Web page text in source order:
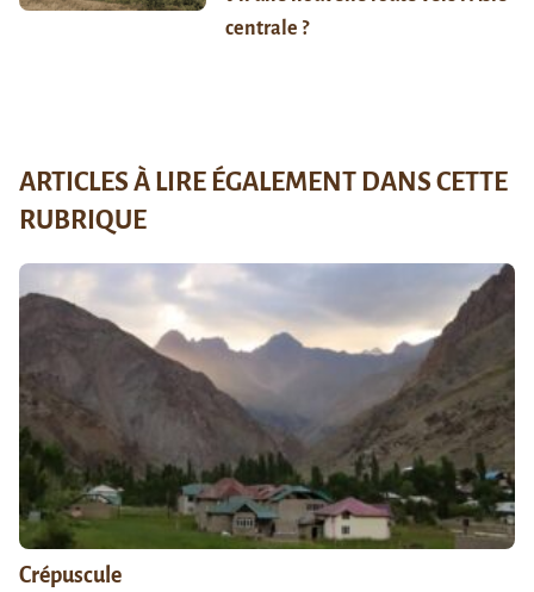
centrale ?
ARTICLES À LIRE ÉGALEMENT DANS CETTE
RUBRIQUE
Crépuscule